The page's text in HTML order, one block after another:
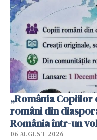
„România
români din
România într-un
06 AUGUST 2026